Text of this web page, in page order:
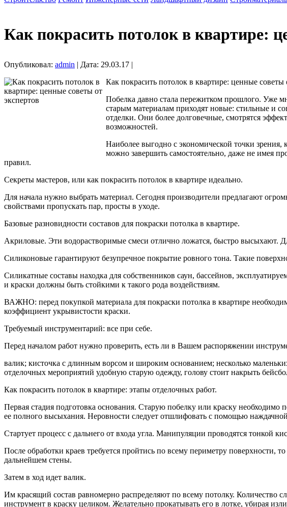
Как покрасить потолок в квартире:
Опубликовал: admin | Дата: 29.03.17 |
Как покрасить потолок в квартире: ценные советы
Побелка давно стала пережитком прошлого. Уже
старым материалам приходят новые: стильные и
отделки. Они более долговечные, смотрятся
возможностей.
Наиболее выгодно с экономической точки
можно завершить самостоятельно, даже не имея
правил.
Секреты мастеров, или как покрасить потолок в квартире идеально.
Для начала нужно выбрать материал. Сегодня производители предлагают
свойствами пропускать пар, просты в уходе.
Базовые разновидности составов для покраски потолка в квартире.
Акриловые. Эти водорастворимые смеси отлично ложатся, быстро высыхают.
Силиконовые гарантируют безупречное покрытие ровного тона. Такие
Силикатные составы находка для собственников саун, бассейнов,
и краски должны быть стойкими к такого рода воздействиям.
ВАЖНО: перед покупкой материала для покраски потолка в квартире
коэффициент укрывистости краски.
Требуемый инструментарий: все при себе.
Перед началом работ нужно проверить, есть ли в Вашем распоряжении
валик; кисточка с длинным ворсом и широким основанием; несколько
отделочных мероприятий удобную старую одежду, голову стоит накрыть
Как покрасить потолок в квартире: этапы отделочных работ.
Первая стадия подготовка основания. Старую побелку или краску
ее полного высыхания. Неровности следует отшлифовать с помощью наждачной
Стартует процесс с дальнего от входа угла. Манипуляции проводятся тонкой
После обработки краев требуется пройтись по всему периметру поверхности,
дальнейшем стены.
Затем в ход идет валик.
Им красящий состав равномерно распределяют по всему потолку. Количество
инструмент в краску целиком. Желательно прокатывать его в лотке, убирая